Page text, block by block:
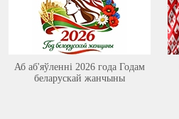
Аб аб'яўленні 2026 года Годам
беларускай жанчыны